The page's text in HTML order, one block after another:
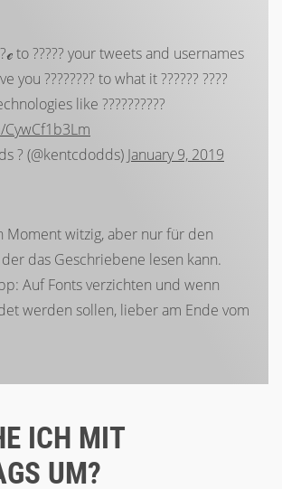
to ????? your tweets and usernames
you ???????? to what it ?????? ????
like ??????????
? (@kentcdodds) January 9, 2019
Moment witzig, aber nur für den
das Geschriebene lesen kann.
Auf Fonts verzichten und wenn
werden sollen, lieber am Ende vom
ICH MIT
UM?